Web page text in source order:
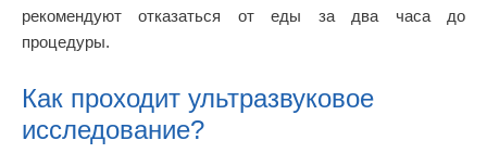
рекомендуют отказаться от еды за два часа до
процедуры.
Как проходит ультразвуковое
исследование?